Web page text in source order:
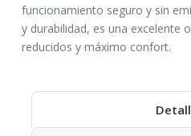
funcionamiento seguro y sin
y durabilidad, es una excelente
reducidos y máximo confort.